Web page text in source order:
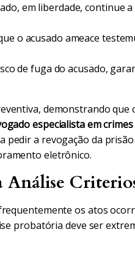
em liberdade, continue
o acusado ameace
de fuga do acusado,
demonstrando que
especialista em
a revogação da
eletrônico.
Análise
os atos
probatória deve ser